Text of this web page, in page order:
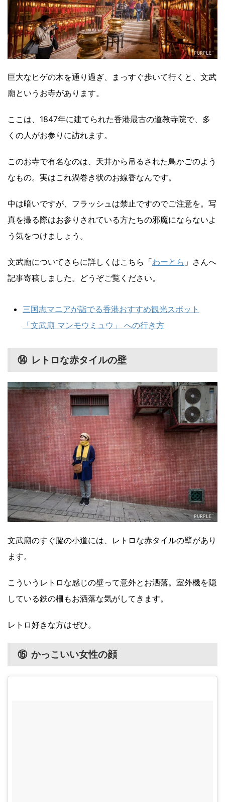
巨大なヒゲの木を通り過ぎ、まっすぐ歩いて行くと、文武
廟というお寺があります。
ここは、1847年に建てられた香港最古の道教寺院で、多
くの人がお参りに訪れます。
このお寺で有名なのは、天井から吊るされた鳥かごのよう
なもの。実はこれ渦巻き状のお線香なんです。
中は暗いですが、フラッシュは禁止ですのでご注意を。写
真を撮る際はお参りされている方たちの邪魔にならないよ
う気をつけましょう。
文武廟についてさらに詳しくはこちら「わーとら 」さんへ
記事寄稿しました。どうぞご覧ください。
三国志マニアが詣でる香港おすすめ観光スポット
「文武廟 マンモウミュウ」 への行き方
⑭ レトロな赤タイルの壁
文武廟のすぐ脇の小道には、レトロな赤タイルの壁があり
ます。
こういうレトロな感じの壁って意外とお洒落。室外機を隠
している鉄の柵もお洒落な気がしてきます。
レトロ好きな方はぜひ。
⑮ かっこいい女性の顔